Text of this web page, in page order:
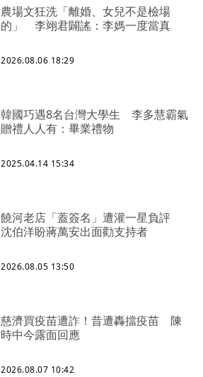
農場文狂洗「離婚、女兒不是檢場
的」 李翊君闢謠：李媽一度當真
2026.08.06 18:29
韓國巧遇8名台灣大學生 李多慧霸氣
贈禮人人有：畢業禮物
2025.04.14 15:34
饒河老店「蓋簽名」遭灌一星負評
沈伯洋盼蔣萬安出面勸支持者
2026.08.05 13:50
慈濟買疫苗遭詐！昔遭轟擋疫苗 陳
時中今露面回應
2026.08.07 10:42